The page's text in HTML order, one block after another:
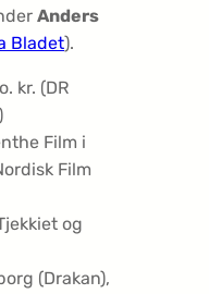
Anders
Bladet).
kr. (DR
Film i
Film
og
(Drakan),